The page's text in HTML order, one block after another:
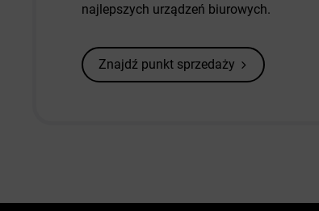
najlepszych urządzeń biurowych.
Znajdź punkt sprzedaży